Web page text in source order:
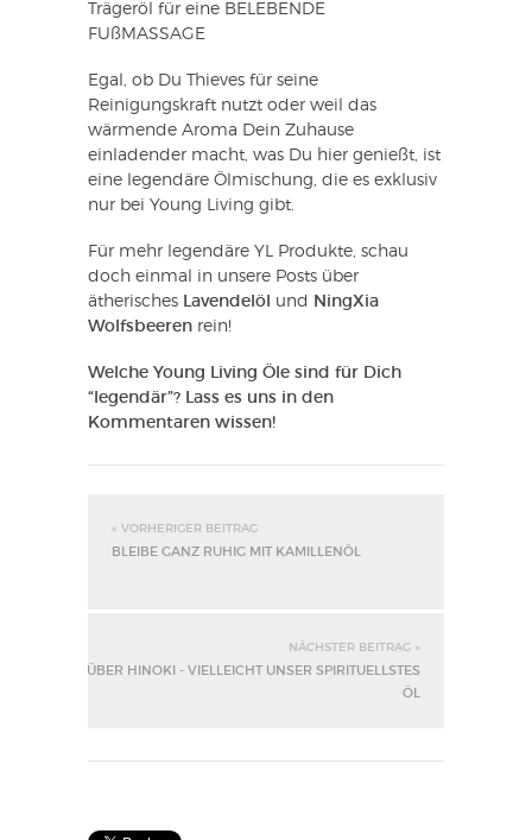
Trägeröl für eine BELEBENDE
FUßMASSAGE
Egal, ob Du Thieves für seine
Reinigungskraft nutzt oder weil das
wärmende Aroma Dein Zuhause
einladender macht, was Du hier genießt, ist
eine legendäre Ölmischung, die es exklusiv
nur bei Young Living gibt.
Für mehr legendäre YL Produkte, schau
doch einmal in unsere Posts über
ätherisches Lavendelöl und
NingXia
Wolfsbeeren rein!
Welche Young Living Öle sind für Dich
“legendär”? Lass es uns in den
Kommentaren wissen!
« VORHERIGER BEITRAG
BLEIBE GANZ RUHIG MIT KAMILLENÖL
NÄCHSTER BEITRAG »
ÜBER HINOKI - VIELLEICHT UNSER SPIRITUELLSTES
ÖL